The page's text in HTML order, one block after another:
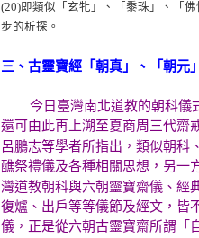
(20)即類似「玄牝」、「黍珠」、「
步的析探。
三、古靈寶經「朝真」、「朝元
今日臺灣南北道教的朝科儀式
還可由此再上溯至夏商周三代齋
呂鵬志等學者所指出，類似朝科
醮祭禮儀及各種相關思想，另一
灣道教朝科與六朝靈寶齋儀、經
復爐、出戶等等儀節及經文，皆
儀，正是從六朝古靈寶齋所謂「